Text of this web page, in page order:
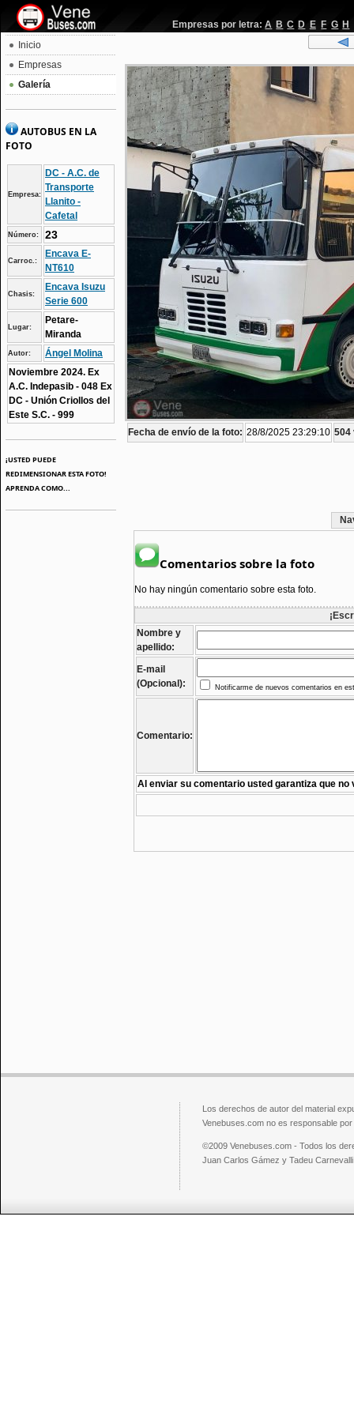
Empresas por letra: A B C D E F G H
Inicio
Empresas
Galería
AUTOBUS EN LA
FOTO
Empresa:
DC - A.C. de
Transporte
Llanito -
Cafetal
Número: 23
Carroc.:
Encava E-
NT610
Chasis:
Encava Isuzu
Serie 600
Lugar:
Petare-
Miranda
Autor:
Ángel Molina
Noviembre 2024. Ex
A.C. Indepasib - 048 Ex
DC - Unión Criollos del
Este S.C. - 999
¡USTED PUEDE
REDIMENSIONAR ESTA FOTO!
APRENDA COMO...
Fecha de envío de la foto: 28/8/2025 23:29:10 504
Comentarios sobre la foto
No hay ningún comentario sobre esta foto.
Nombre y
apellido:
E-mail
(Opcional):
Notificarme de nuevos comentarios en
Comentario:
Al enviar su comentario usted garantiza que no
Los derechos de autor del material
Venebuses.com no es responsable
©2009 Venebuses.com - Todos los
Juan Carlos Gámez y Tadeu Carnevalli